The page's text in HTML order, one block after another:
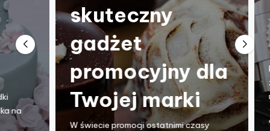
skuteczny
gadżet
promocyjny dla
Twojej marki
W świecie promocji ostatnimi czasy